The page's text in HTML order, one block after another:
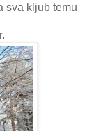
sva kljub temu